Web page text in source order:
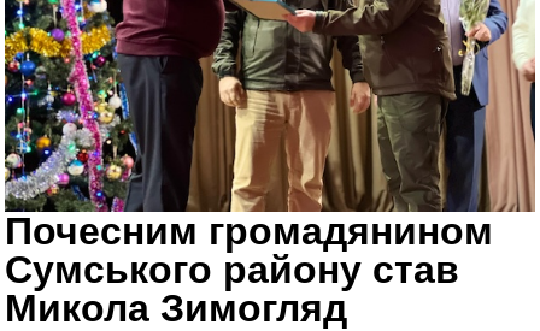
Почесним громадянином
Сумського району став
Микола Зимогляд